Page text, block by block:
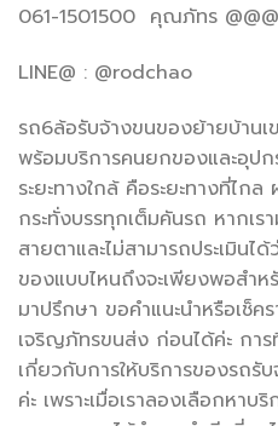
061-1501500 คุณภัทร
LINE@ : @rodchao
รถ6ล้อรับจ้างขนของย้ายบ้าน
พร้อมบริการคนยกของและอุปก
ระยะทางใกล้ คือระยะทางที่ไก
กระทั่งบรรทุกเต็มคันรถ หากเ
สายตาและไม่สามารถประเมินไ
ของแบบไหนถึงจะเพียงพอสำห
มาปรึกษา ขอคำแนะนำหรือเช็
เจริญภัทรขนส่ง ก่อนได้ค่ะ การ
เกี่ยวกับการให้บริการของรถรั
ค่ะ เพราะเมื่อเราลองเลือกหา